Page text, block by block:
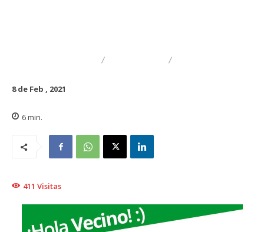
8 de Feb , 2021
6min.
411 Visitas